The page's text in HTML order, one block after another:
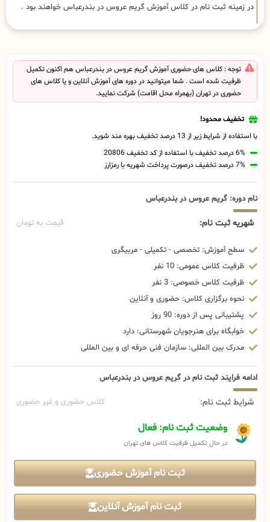
در زمینه ثبت نام در کلاس آموزش گریم عروس در بندرعباس خواهند بود .
توجه : کلاس های حضوری آموزش گریم عروس در بندرعباس هم اکنون تکمیل
ظرفیت شده است . شما میتوانید در دوره های آموزش آنلاین و یا کلاس های
حضوری در تهران (بهمراه محل اقامت) شرکت نمایید.
تخفیف محدود!
با استفاده از شرایط زیر از 13 درصد تخفیف بهره مند شوید.
6% درصد تخفیف با استفاده از کد تخفیف 20806
7% درصد تخفیف درصورت پرداخت شهریه با رمزارز
نام دوره: گریم عروس در بندرعباس
شهریه ثبت نام: قیمت به تومان
سطح آموزش: تخصصی - تکمیلی - مربیگری
ظرفیت کلاس عمومی: 10 نفر
ظرفیت کلاس خصوصی: 3 نفر
نحوه برگزاری کلاس: حضوری و آنلاین
پشتیبانی پس از دوره: 90 روز
خوابگاه برای هنرجویان شهرستانی: دارد
مدرک بین المللی: سازمان فنی حرفه ای و بین المللی
ادامه فرایند ثبت نام در گریم عروس در بندرعباس
شرایط ثبت نام: کلاس حضوری و غیر حضوری
وضعیت ثبت نام: فعال
در حال تکمیل ظرفیت کلاس های تهران
ثبت نام آموزش حضوری
ثبت نام آموزش آنلاین